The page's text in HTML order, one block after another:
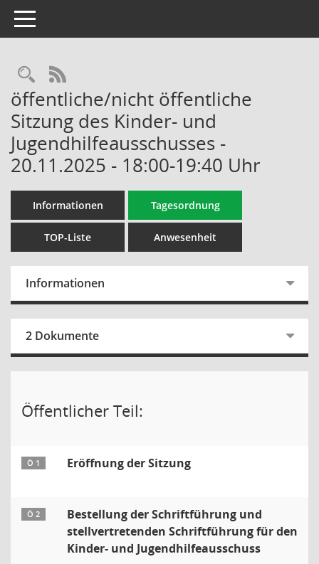
Toggle navigation
Rechercheauswahl
RSS-Feed
öffentliche/nicht öffentliche
Sitzung des Kinder- und
Jugendhilfeausschusses -
20.11.2025 - 18:00-19:40 Uhr
Informationen Tagesordnung
TOP-Liste Anwesenheit
Informationen
2 Dokumente
Öffentlicher Teil:
Ö 1 Eröffnung der Sitzung
Ö 2
Bestellung der Schriftführung und
stellvertretenden Schriftführung für den
Kinder- und Jugendhilfeausschuss